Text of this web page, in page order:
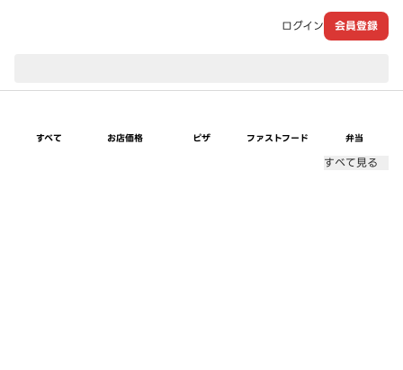
ログイン 会員登録
すべて お店価格 ピザ ファストフード 弁当
すべて見る